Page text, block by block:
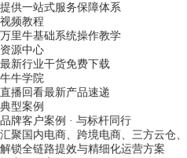
提供一站式服务保障体系
视频教程
万里牛基础系统操作教学
资源中心
最新行业干货免费下载
牛牛学院
直播回看最新产品速递
典型案例
品牌客户案例 · 与标杆同行
汇聚国内电商、跨境电商、三方云仓
解锁全链路提效与精细化运营方案